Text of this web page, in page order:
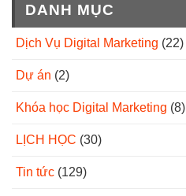
DANH MỤC
Dịch Vụ Digital Marketing (22)
Dự án (2)
Khóa học Digital Marketing (8)
LỊCH HỌC (30)
Tin tức (129)